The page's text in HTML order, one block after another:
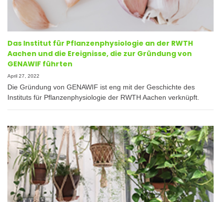
Das Institut für Pflanzenphysiologie an der RWTH
Aachen und die Ereignisse, die zur Gründung von
GENAWIF führten
April 27, 2022
Die Gründung von GENAWIF ist eng mit der Geschichte des
Instituts für Pflanzenphysiologie der RWTH Aachen verknüpft.